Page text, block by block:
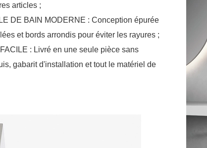
articles ;
DE BAIN MODERNE : Conception épurée
et bords arrondis pour éviter les rayures ;
: Livré en une seule pièce sans
gabarit d'installation et tout le matériel de